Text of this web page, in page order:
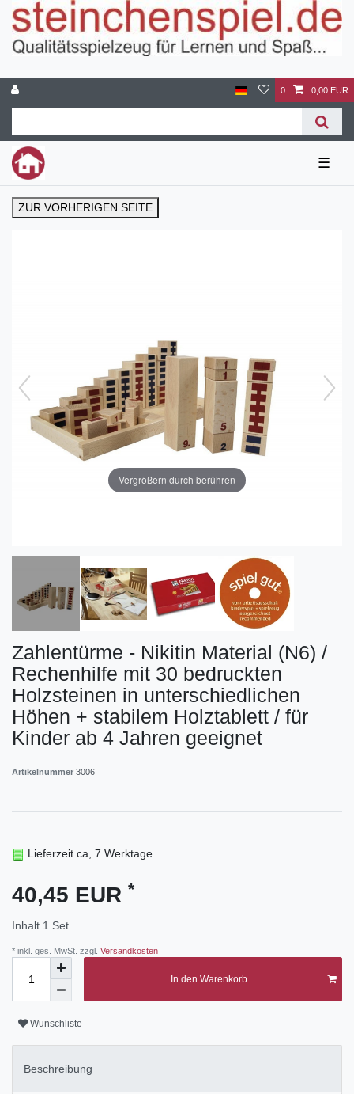
0 0,00 EUR
☰
ZUR VORHERIGEN SEITE
Vergrößern durch berühren
Zahlentürme - Nikitin Material (N6) /
Rechenhilfe mit 30 bedruckten
Holzsteinen in unterschiedlichen
Höhen + stabilem Holztablett / für
Kinder ab 4 Jahren geeignet
Artikelnummer 3006
Lieferzeit ca, 7 Werktage
40,45 EUR *
Inhalt 1 Set
* inkl. ges. MwSt. zzgl. Versandkosten
In den Warenkorb
Wunschliste
Beschreibung